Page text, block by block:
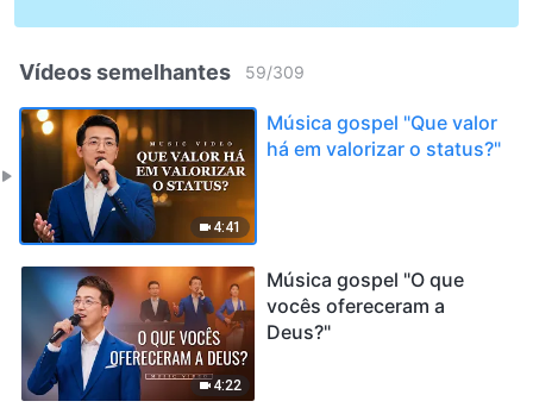
Vídeos semelhantes 59/309
4:41
Música gospel "Que valor
há em valorizar o status?"
4:22
Música gospel "O que
vocês ofereceram a
Deus?"